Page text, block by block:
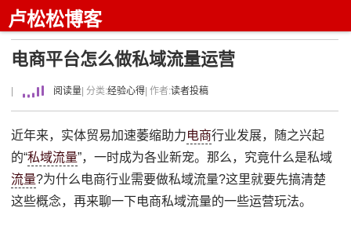
卢松松博客
电商平台怎么做私域流量运营
阅读量 | 分类:经验心得 | 作者:读者投稿
近年来，实体贸易加速萎缩助力电商行业发展，随之兴起
的“私域流量”，一时成为各业新宠。那么，究竟什么是私域
流量?为什么电商行业需要做私域流量?这里就要先搞清楚
这些概念，再来聊一下电商私域流量的一些运营玩法。